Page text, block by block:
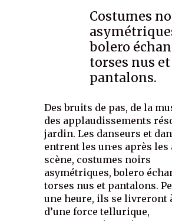
Costumes
bolero
torses nus et
pantalons.
Des bruits de pas, de la
des applaudissements
jardin. Les danseurs et
entrent les un·es après les
scène, costumes noirs
asymétriques, bolero
torses nus et pantalons.
une heure, ils se livreront
d’une force tellurique,